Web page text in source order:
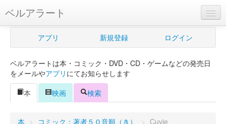
ベルアラート
ベルアラートとは
新規登録
ログイン
アプリ 新規登録 ログイン
ベルアラートは本・コミック・DVD・CD・ゲームなどの発売日
をメールやアプリ にてお知らせします
本
映画 検索
本 > コミック：著者５０音順（き） > Cuvie